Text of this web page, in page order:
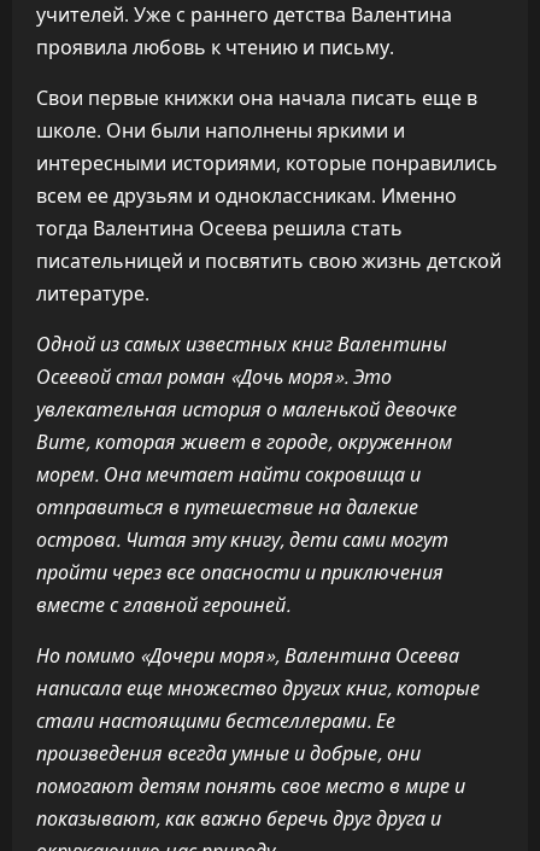
учителей. Уже с раннего детства Валентина
проявила любовь к чтению и письму.
Свои первые книжки она начала писать еще в
школе. Они были наполнены яркими и
интересными историями, которые понравились
всем ее друзьям и одноклассникам. Именно
тогда Валентина Осеева решила стать
писательницей и посвятить свою жизнь детской
литературе.
Одной из самых известных книг Валентины
Осеевой стал роман «Дочь моря». Это
увлекательная история о маленькой девочке
Вите, которая живет в городе, окруженном
морем. Она мечтает найти сокровища и
отправиться в путешествие на далекие
острова. Читая эту книгу, дети сами могут
пройти через все опасности и приключения
вместе с главной героиней.
Но помимо «Дочери моря», Валентина Осеева
написала еще множество других книг, которые
стали настоящими бестселлерами. Ее
произведения всегда умные и добрые, они
помогают детям понять свое место в мире и
показывают, как важно беречь друг друга и